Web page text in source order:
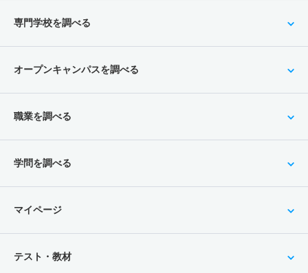
専門学校を調べる
オープンキャンパスを調べる
職業を調べる
学問を調べる
マイページ
テスト・教材